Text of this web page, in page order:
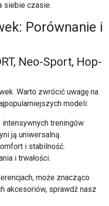
siebie czasie.
Porównanie i
Neo-Sport, Hop-
Warto zwrócić uwagę na
modeli:
treningów.
ją uniwersalną.
i stabilność.
i trwałości.
może znacząco
akcesoriów, sprawdź nasz